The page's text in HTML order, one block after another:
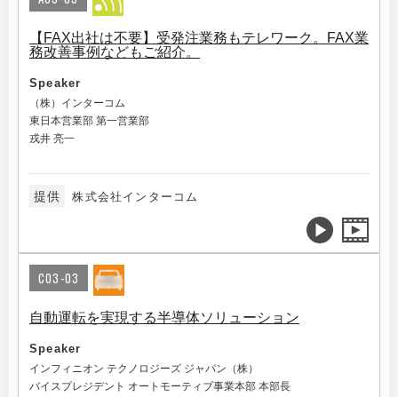
【FAX出社は不要】受発注業務もテレワーク。FAX業
務改善事例などもご紹介。
Speaker
（株）インターコム
東日本営業部 第一営業部
戎井 亮一
提供 株式会社インターコム
C03-03
自動運転を実現する半導体ソリューション
Speaker
インフィニオン テクノロジーズ ジャパン（株）
バイスプレジデント オートモーティブ事業本部 本部長